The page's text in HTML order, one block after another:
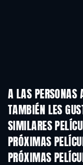
A LAS PERSONAS
TAMBIÉN LES
SIMILARES
PRÓXIMAS
PRÓXIMAS